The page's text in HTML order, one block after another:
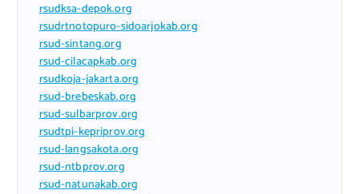
rsudksa-depok.org
rsudrtnotopuro-sidoarjokab.org
rsud-sintang.org
rsud-cilacapkab.org
rsudkoja-jakarta.org
rsud-brebeskab.org
rsud-sulbarprov.org
rsudtpi-kepriprov.org
rsud-langsakota.org
rsud-ntbprov.org
rsud-natunakab.org